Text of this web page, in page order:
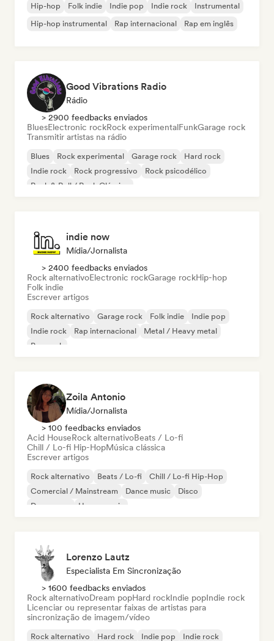
Hip-hop Folk indie Indie pop Indie rock
Instrumental
Hip-hop instrumental
Rap internacional Rap em inglês
Good Vibrations Radio
Rádio
> 2900 feedbacks enviados
BluesElectronic rockRock experimentalFunkGarage rock
Transmitir artistas na rádio
Blues Rock experimental Garage rock
Hard rock
Indie rock
Rock progressivo
Rock psicodélico
Rock & Roll / Rock Clássico
indie now
Mídia/Jornalista
> 2400 feedbacks enviados
Rock alternativoElectronic rockGarage rockHip-hop
Folk indie
Escrever artigos
Rock alternativo Garage rock Folk indie
Indie pop
Indie rock
Rap internacional
Metal / Heavy metal
Pop rock
Zoila Antonio
Mídia/Jornalista
> 100 feedbacks enviados
Acid HouseRock alternativoBeats / Lo-fi
Chill / Lo-fi Hip-HopMúsica clássica
Escrever artigos
Rock alternativo Beats / Lo-fi
Chill / Lo-fi Hip-Hop
Comercial / Mainstream
Dance music
Disco
Dream pop
House music
Lorenzo Lautz
Especialista Em Sincronização
> 1600 feedbacks enviados
Rock alternativoDream popHard rockIndie popIndie rock
Licenciar ou representar faixas de artistas para
sincronização de imagem/vídeo
Rock alternativo Hard rock Indie pop Indie rock